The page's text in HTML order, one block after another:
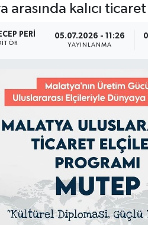
arasında kalıcı
PERI 05.07.2026 - 11:26
YAYINLANMA